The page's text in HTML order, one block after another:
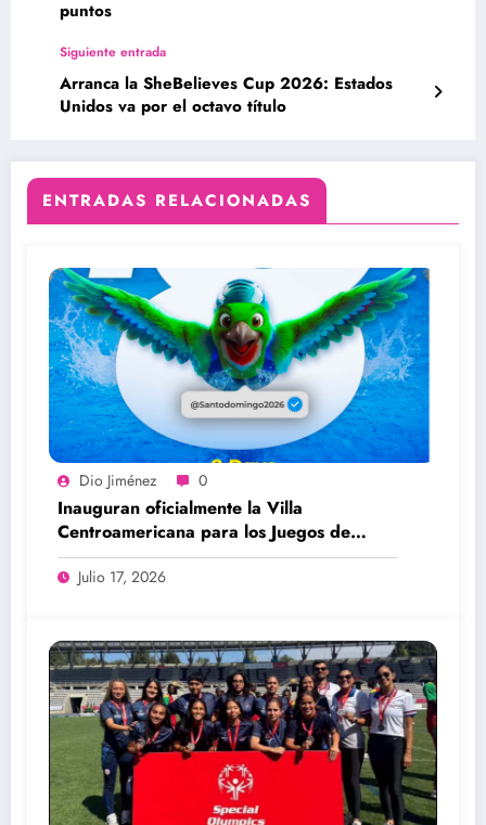
puntos
Siguiente entrada
Arranca la SheBelieves Cup 2026: Estados
Unidos va por el octavo título
ENTRADAS RELACIONADAS
Dio Jiménez 0
Inauguran oficialmente la Villa
Centroamericana para los Juegos de
Santo Domingo 2026
Julio 17, 2026